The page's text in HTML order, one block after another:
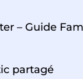
– Guide
partagé